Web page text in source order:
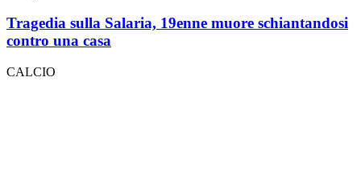
Tragedia sulla Salaria, 19enne muore schiantandosi
contro una casa
CALCIO